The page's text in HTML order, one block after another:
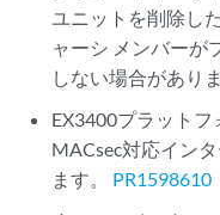
ユニットを削除し
ャーシ メンバーが
しない場合があり
EX3400プラット
MACsec対応イン
ます。 PR1598610